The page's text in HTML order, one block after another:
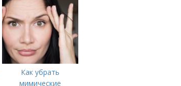
Как убрать
мимические